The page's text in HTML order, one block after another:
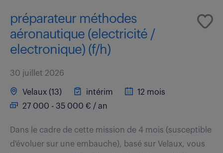
préparateur méthodes
aéronautique (electricité /
electronique) (f/h)
30 juillet 2026
Velaux (13) intérim
12 mois
27 000 - 35 000 € / an
Dans le cadre de cette mission de 4 mois (susceptible
d'évoluer sur une embauche), basé sur Velaux, vous